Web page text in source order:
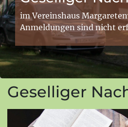
im Vereinshaus
Anmeldungen sind nicht
Geselliger